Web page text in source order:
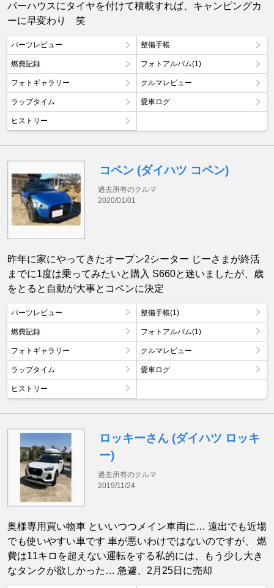
パーハウスにタイヤを付けて積載すれば、キャンピングカ
ーに早変わり 笑
パーツレビュー 整備手帳
燃費記録 フォトアルバム(1)
フォトギャラリー クルマレビュー
ラップタイム 愛車ログ
ヒストリー
コペン (ダイハツ コペン)
過去所有のクルマ
2020/01/01
昨年に家にやってきたオープン2シーター じーさまが終活
までに1度は乗ってみたいと購入 S660と迷いましたが、歳
をとると自動が大事とコペンに決定
パーツレビュー 整備手帳(1)
燃費記録 フォトアルバム(1)
フォトギャラリー クルマレビュー
ラップタイム 愛車ログ
ヒストリー
ロッキーさん (ダイハツ ロッキ
ー)
過去所有のクルマ
2019/11/24
奥様専用買い物車 といいつつメイン車両に… 遠出でも近場
でも使いやすい車です 車が悪いわけではないのですが、 燃
費は11キロを超えない運転をする私的には、もう少し大き
なタンクが欲しかった… 急遽、2月25日に売却